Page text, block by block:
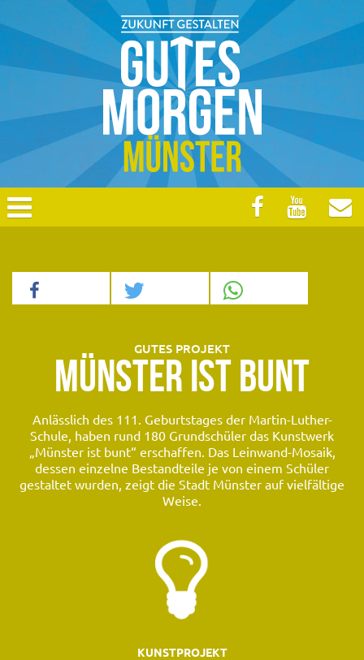
GUTES PROJEKT
MÜNSTER IST BUNT
Anlässlich des 111. Geburtstages der Martin-Luther-
Schule, haben rund 180 Grundschüler das Kunstwerk
„Münster ist bunt“ erschaffen. Das Leinwand-Mosaik,
dessen einzelne Bestandteile je von einem Schüler
gestaltet wurden, zeigt die Stadt Münster auf vielfältige
Weise.
KUNSTPROJEKT